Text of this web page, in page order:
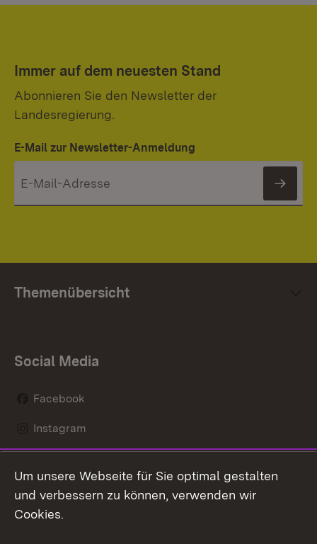
Immer auf dem neuesten Stand
Abonnieren Sie den Newsletter der
Landesregierung.
E-Mail zur Newsletter-Anmeldung
Themenübersicht
Social Media
Facebook
Instagram
Mastodon
Youtube
Um unsere Webseite für Sie optimal gestalten
und verbessern zu können, verwenden wir
Cookies.